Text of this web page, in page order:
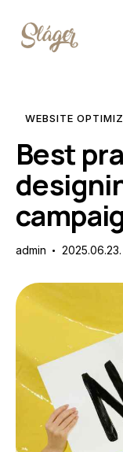
WEBSITE
Best
admin 2025.06.23.